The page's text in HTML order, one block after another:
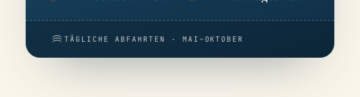
TÄGLICHE ABFAHRTEN · MAI–OKTOBER